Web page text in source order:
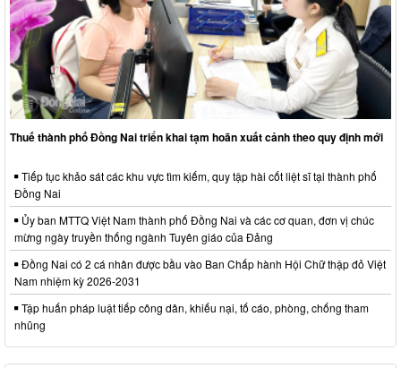
Thuế thành phố Đồng Nai triển khai tạm hoãn xuất cảnh theo quy định mới
Tiếp tục khảo sát các khu vực tìm kiếm, quy tập hài cốt liệt sĩ tại thành phố
Đồng Nai
Ủy ban MTTQ Việt Nam thành phố Đồng Nai và các cơ quan, đơn vị chúc
mừng ngày truyền thống ngành Tuyên giáo của Đảng
Đồng Nai có 2 cá nhân được bầu vào Ban Chấp hành Hội Chữ thập đỏ Việt
Nam nhiệm kỳ 2026-2031
Tập huấn pháp luật tiếp công dân, khiếu nại, tố cáo, phòng, chống tham
nhũng